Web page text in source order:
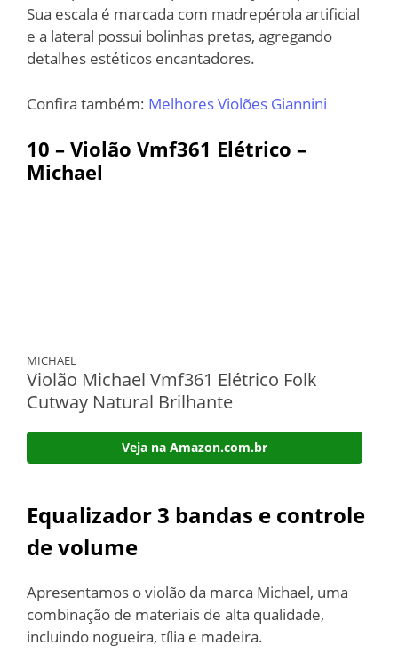
Sua escala é marcada com madrepérola artificial
e a lateral possui bolinhas pretas, agregando
detalhes estéticos encantadores.
Confira também: Melhores Violões Giannini
10 – Violão Vmf361 Elétrico –
Michael
MICHAEL
Violão Michael Vmf361 Elétrico Folk
Cutway Natural Brilhante
Veja na Amazon.com.br
Equalizador 3 bandas e controle
de volume
Apresentamos o violão da marca Michael, uma
combinação de materiais de alta qualidade,
incluindo nogueira, tília e madeira.